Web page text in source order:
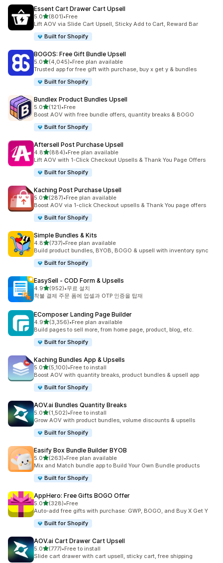
Essent Cart Drawer Cart Upsell
5.0별 5개 중
(801)
총 리뷰 801개
•Free
Lift AOV via Slide Cart Upsell, Sticky Add to Cart, Reward Bar
Built for Shopify
BOGOS: Free Gift Bundle Upsell
5.0별 5개 중
(4,045)
총 리뷰 4045개
•Free plan available
Trusted app for free gift with purchase, buy x get y & bundles
Built for Shopify
Bundlex Product Bundles Upsell
5.0별 5개 중
(121)
총 리뷰 121개
•Free
Boost AOV with free bundle offers, quantity breaks & BOGO
Built for Shopify
Aftersell Post Purchase Upsell
4.8별 5개 중
(884)
총 리뷰 884개
•Free plan available
Lift AOV with 1-Click Checkout Upsells & Thank You Page Offers
Built for Shopify
Kaching Post Purchase Upsell
5.0별 5개 중
(287)
총 리뷰 287개
•Free plan available
Boost AOV via 1-click Checkout upsells & Thank You page offers
Built for Shopify
Simple Bundles & Kits
4.8별 5개 중
(737)
총 리뷰 737개
•Free plan available
Build product bundles, BYOB, BOGO & upsell with inventory sync
Built for Shopify
EasySell ‑ COD Form & Upsells
4.9별 5개 중
(952)
총 리뷰 952개
•무료 설치
착불 결제 주문 폼에 업셀과 OTP 인증을 탑재
EComposer Landing Page Builder
4.9별 5개 중
(3,356)
총 리뷰 3356개
•Free plan available
Build pages to sell more, from home page, product, blog, etc.
Built for Shopify
Kaching Bundles App & Upsells
5.0별 5개 중
(5,100)
총 리뷰 5100개
•Free to install
Boost AOV with quantity breaks, product bundles & upsell app
Built for Shopify
AOV.ai Bundles Quantity Breaks
5.0별 5개 중
(1,502)
총 리뷰 1502개
•Free to install
Grow AOV with product bundles, volume discounts & upsells
Built for Shopify
Easify Box Bundle Builder BYOB
5.0별 5개 중
(263)
총 리뷰 263개
•Free plan available
Mix and Match bundle app to Build Your Own Bundle products
Built for Shopify
AppHero: Free Gifts BOGO Offer
5.0별 5개 중
(328)
총 리뷰 328개
•Free
Auto-add free gifts with purchase: GWP, BOGO, and Buy X Get Y
Built for Shopify
AOV.ai Cart Drawer Cart Upsell
5.0별 5개 중
(777)
총 리뷰 777개
•Free to install
Slide cart drawer with cart upsell, sticky cart, free shipping